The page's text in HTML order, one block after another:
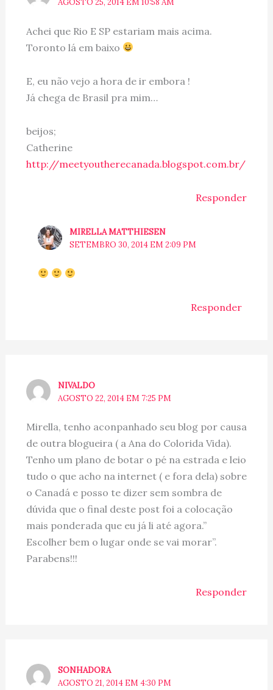
Achei que Rio E SP estariam mais acima.
Toronto lá em baixo
E, eu não vejo a hora de ir embora !
Já chega de Brasil pra mim…
beijos;
Catherine
http://meetyoutherecanada.blogspot.com.br/
Responder
MIRELLA MATTHIESEN
SETEMBRO 30, 2014 EM 2:09 PM
Responder
NIVALDO
AGOSTO 22, 2014 EM 7:25 PM
Mirella, tenho aconpanhado seu blog por causa
de outra blogueira ( a Ana do Colorida Vida).
Tenho um plano de botar o pé na estrada e leio
tudo o que acho na internet ( e fora dela) sobre
o Canadá e posso te dizer sem sombra de
dúvida que o final deste post foi a colocação
mais ponderada que eu já li até agora.”
Escolher bem o lugar onde se vai morar”.
Parabens!!!
Responder
SONHADORA
AGOSTO 21, 2014 EM 4:30 PM